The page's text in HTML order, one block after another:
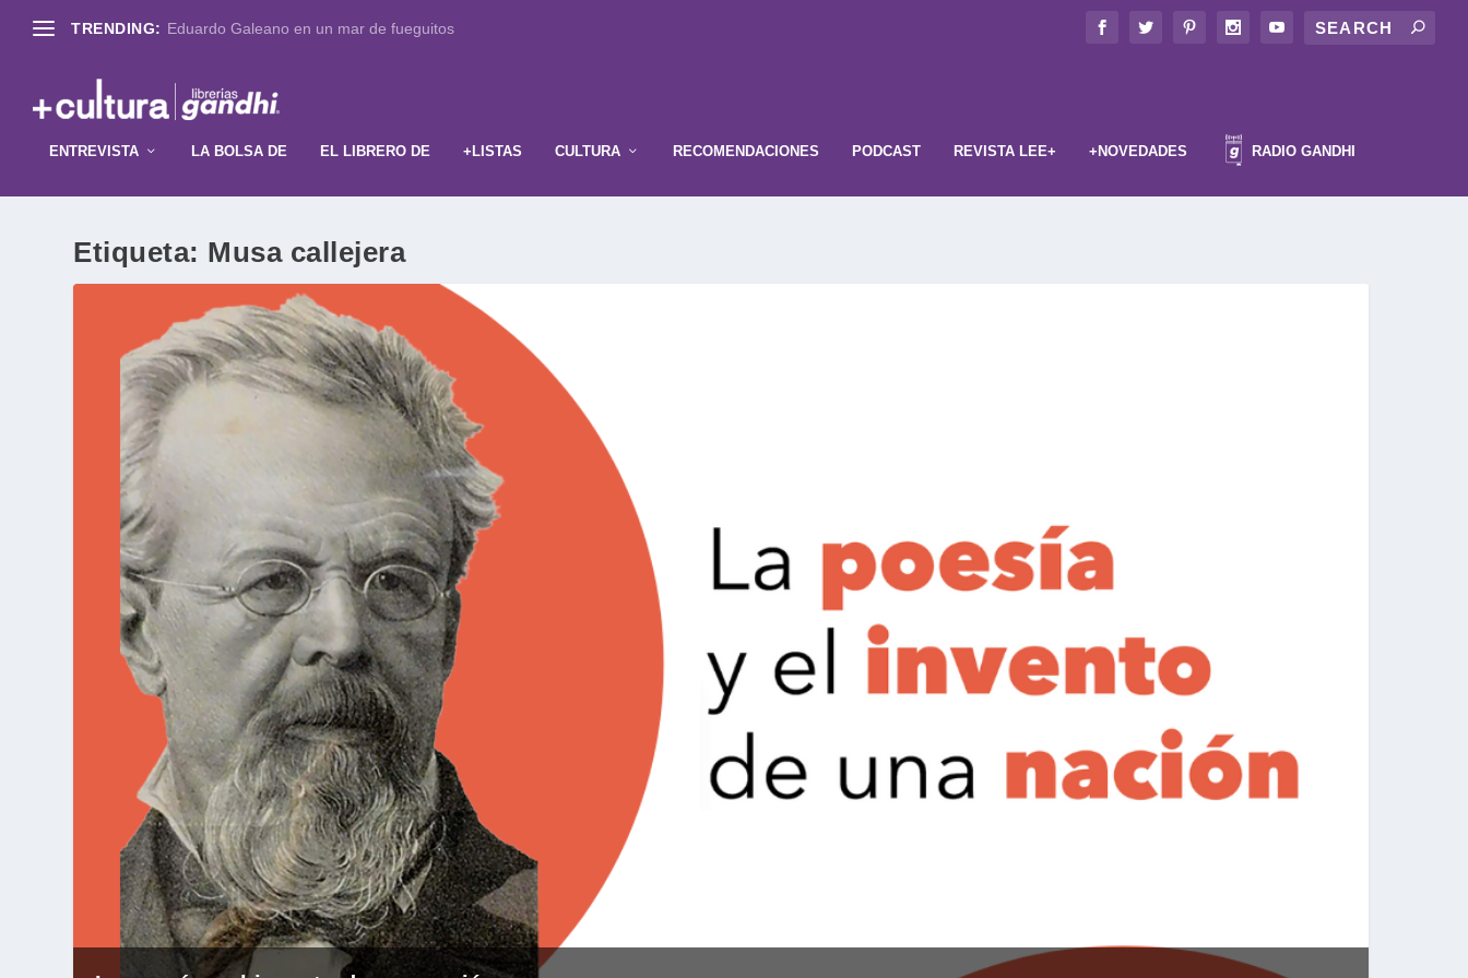
TRENDING: Eduardo Galeano en un mar de fueguitos
ENTREVISTA LA BOLSA DE EL LIBRERO DE +LISTAS CULTURA RECOMENDACIONES PODCAST REVISTA LEE+ +NOVEDADES RADIO GANDHI
Etiqueta: Musa callejera